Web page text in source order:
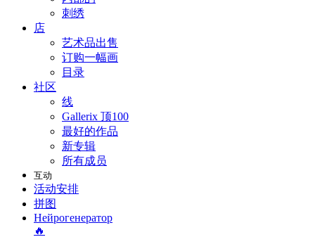
刺绣
店
艺术品出售
订购一幅画
目录
社区
线
Gallerix 顶100
最好的作品
新专辑
所有成员
互动
活动安排
拼图
Нейрогенератор
🔥